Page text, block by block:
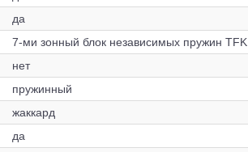
да
7-ми зонный блок независимых пружин TFK
нет
пружинный
жаккард
да